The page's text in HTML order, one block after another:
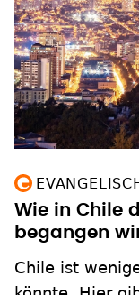
Wie in Chile
begangen
Chile ist